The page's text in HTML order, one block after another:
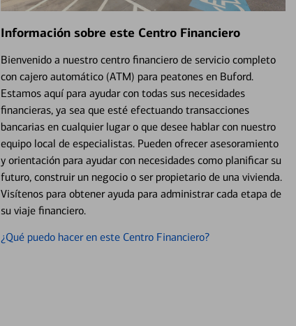
Información sobre este Centro Financiero
Bienvenido a nuestro centro financiero de servicio completo
con cajero automático (ATM) para peatones en Buford.
Estamos aquí para ayudar con todas sus necesidades
financieras, ya sea que esté efectuando transacciones
bancarias en cualquier lugar o que desee hablar con nuestro
equipo local de especialistas. Pueden ofrecer asesoramiento
y orientación para ayudar con necesidades como planificar su
futuro, construir un negocio o ser propietario de una vivienda.
Visítenos para obtener ayuda para administrar cada etapa de
su viaje financiero.
¿Qué puedo hacer en este Centro Financiero?